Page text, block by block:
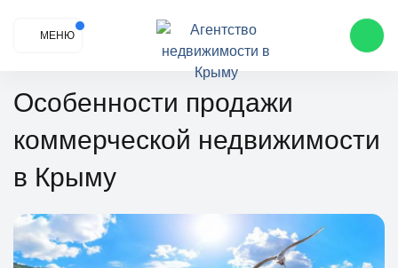
МЕНЮ
Особенности продажи
коммерческой недвижимости
в Крыму